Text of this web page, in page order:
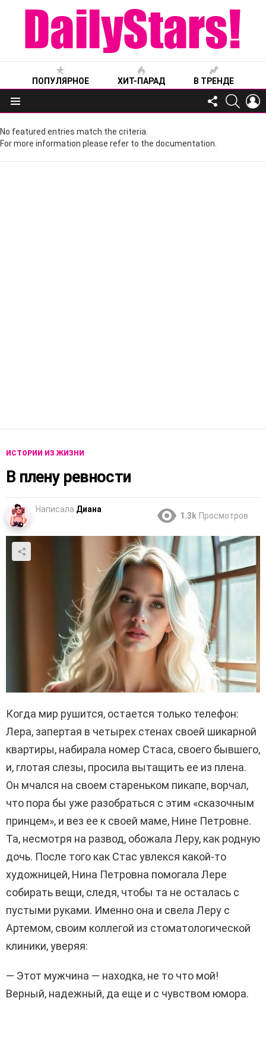
ПОПУЛЯРНОЕ ХИТ-ПАРАД В ТРЕНДЕ
Меню
FOLLOW
US
No featured entries match the criteria.
For more information please refer to the documentation.
ИСТОРИИ ИЗ ЖИЗНИ
В плену ревности
Написала Диана
1.3k Просмотров
Когда мир рушится, остается только телефон:
Лера, запертая в четырех стенах своей шикарной
квартиры, набирала номер Стаса, своего бывшего,
и, глотая слезы, просила вытащить ее из плена.
Он мчался на своем стареньком пикапе, ворчал,
что пора бы уже разобраться с этим «сказочным
принцем», и вез ее к своей маме, Нине Петровне.
Та, несмотря на развод, обожала Леру, как родную
дочь. После того как Стас увлекся какой-то
художницей, Нина Петровна помогала Лере
собирать вещи, следя, чтобы та не осталась с
пустыми руками. Именно она и свела Леру с
Артемом, своим коллегой из стоматологической
клиники, уверяя:
— Этот мужчина — находка, не то что мой!
Верный, надежный, да еще и с чувством юмора.